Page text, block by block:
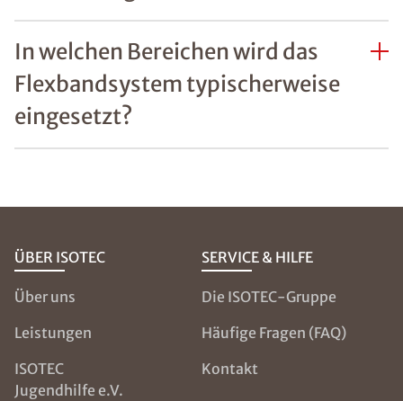
In welchen Bereichen wird das
Flexbandsystem typischerweise
eingesetzt?
ÜBER ISOTEC
Über uns
Leistungen
ISOTEC
Jugendhilfe e.V.
SERVICE & HILFE
Die ISOTEC-Gruppe
Häufige Fragen (FAQ)
Kontakt